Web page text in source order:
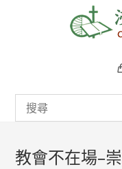
教會不在場–